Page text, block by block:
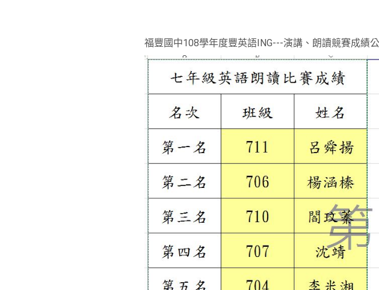
福豐國中108學年度豐英語ING---演講、朗讀競賽成績